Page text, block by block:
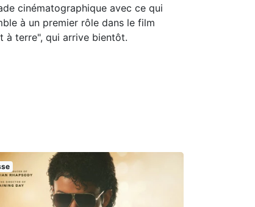
cinématographique avec ce qui
à un premier rôle dans le film
à terre", qui arrive bientôt.